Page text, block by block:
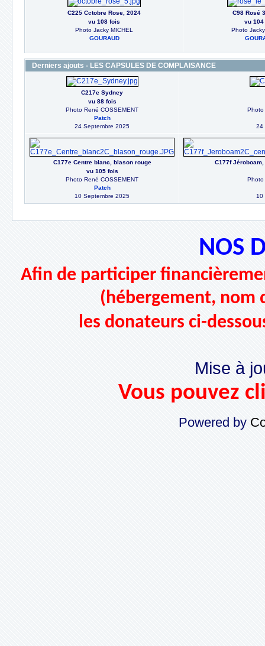
C225 Cctobre Rose, 2024
vu 108 fois
Photo Jacky MICHEL
GOURAUD
C98 Rosé
vu 104
Photo
Derniers ajouts - LES CAPSULES DE COMPLAISANCE
C217e Sydney
vu 88 fois
Photo René COSSEMENT
Patch
24 Septembre 2025
Photo
24
C177e Centre blanc, blason rouge
vu 105 fois
Photo René COSSEMENT
Patch
10 Septembre 2025
C177f
Photo
10
NOS
Afin de participer
(hébergement,
les donateurs ci-
Mise à
Vous pouvez
Powered by